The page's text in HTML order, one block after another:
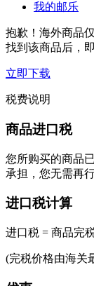
我的邮乐
抱歉！海外商品
找到该商品后，
立即下载
税费说明
商品进口税
您所购买的商品
承担，您无需再
进口税计算
进口税 = 商品完
(完税价格由海关